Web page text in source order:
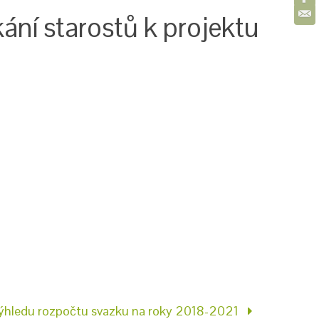
starostů k projektu
rozpočtu svazku na roky 2018-2021